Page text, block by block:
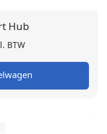
Hub
is:
BTW